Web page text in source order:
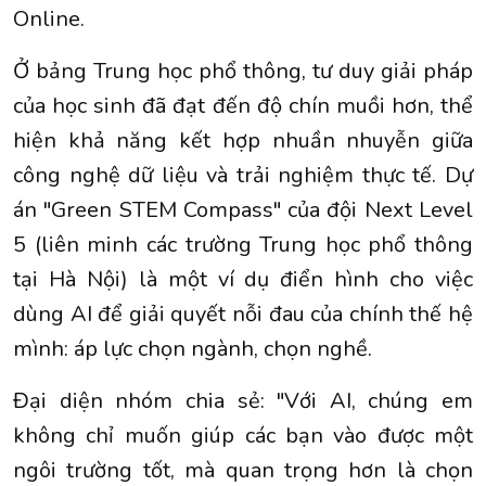
Online.
Ở bảng Trung học phổ thông, tư duy giải pháp
của học sinh đã đạt đến độ chín muồi hơn, thể
hiện khả năng kết hợp nhuần nhuyễn giữa
công nghệ dữ liệu và trải nghiệm thực tế. Dự
án "Green STEM Compass" của đội Next Level
5 (liên minh các trường Trung học phổ thông
tại Hà Nội) là một ví dụ điển hình cho việc
dùng AI để giải quyết nỗi đau của chính thế hệ
mình: áp lực chọn ngành, chọn nghề.
Đại diện nhóm chia sẻ: "Với AI, chúng em
không chỉ muốn giúp các bạn vào được một
ngôi trường tốt, mà quan trọng hơn là chọn